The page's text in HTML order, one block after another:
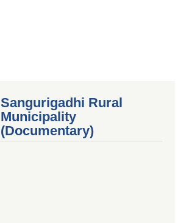
Sangurigadhi Rural
Municipality
(Documentary)